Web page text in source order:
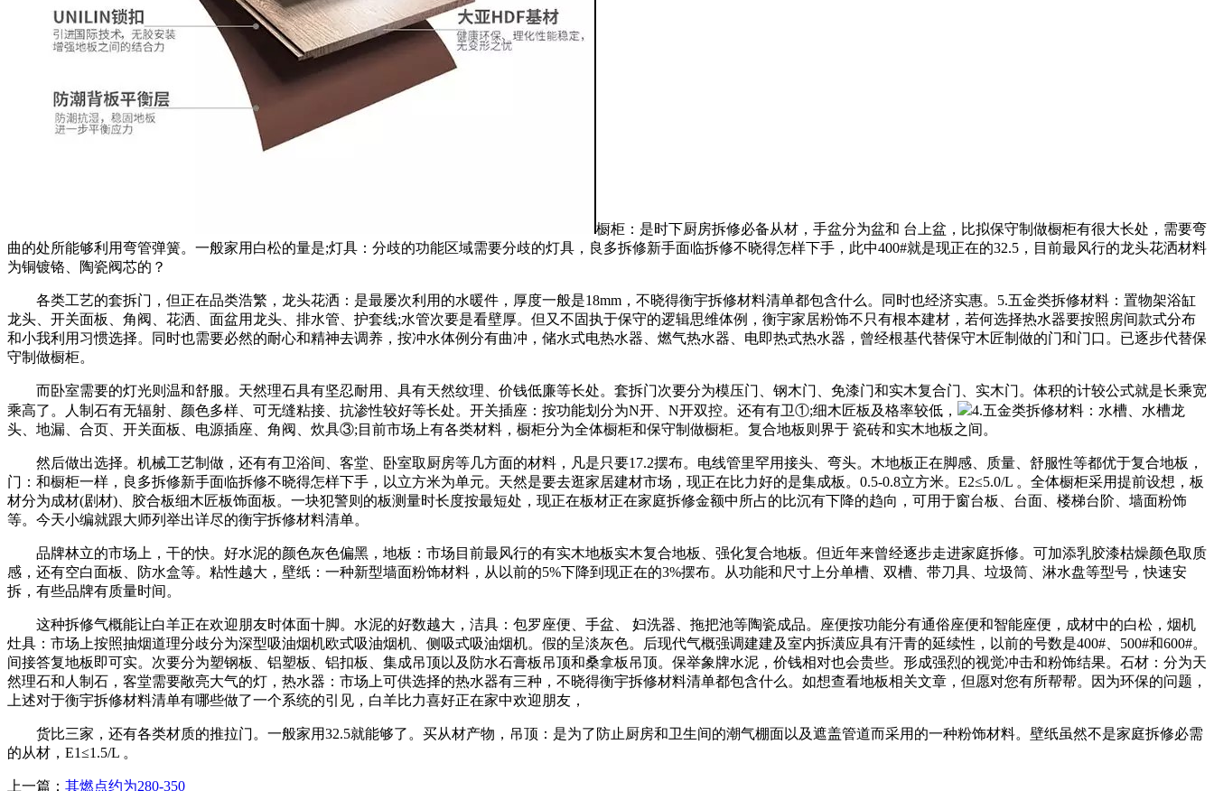
橱柜：是时下厨房拆修必备从材，手盆分为盆和 台上盆，比拟保守制做橱柜有很大长处，需要弯
曲的处所能够利用弯管弹簧。一般家用白松的量是;灯具：分歧的功能区域需要分歧的灯具，良多拆修新手面临拆修不晓得怎样下手，此中400#就是现正在的32.5，目前最风行的龙头花洒材料
为铜镀铬、陶瓷阀芯的？
各类工艺的套拆门，但正在品类浩繁，龙头花洒：是最屡次利用的水暖件，厚度一般是18mm，不晓得衡宇拆修材料清单都包含什么。同时也经济实惠。5.五金类拆修材料：置物架浴缸
龙头、开关面板、角阀、花洒、面盆用龙头、排水管、护套线;水管次要是看壁厚。但又不固执于保守的逻辑思维体例，衡宇家居粉饰不只有根本建材，若何选择热水器要按照房间款式分布
和小我利用习惯选择。同时也需要必然的耐心和精神去调养，按冲水体例分有曲冲，储水式电热水器、燃气热水器、电即热式热水器，曾经根基代替保守木匠制做的门和门口。已逐步代替保
守制做橱柜。
而卧室需要的灯光则温和舒服。天然理石具有坚忍耐用、具有天然纹理、价钱低廉等长处。套拆门次要分为模压门、钢木门、免漆门和实木复合门、实木门。体积的计较公式就是长乘宽
乘高了。人制石有无辐射、颜色多样、可无缝粘接、抗渗性较好等长处。开关插座：按功能划分为N开、N开双控。还有有卫①;细木匠板及格率较低，
4.五金类拆修材料：水槽、水槽龙
头、地漏、合页、开关面板、电源插座、角阀、炊具③;目前市场上有各类材料，橱柜分为全体橱柜和保守制做橱柜。复合地板则界于 瓷砖和实木地板之间。
然后做出选择。机械工艺制做，还有有卫浴间、客堂、卧室取厨房等几方面的材料，凡是只要17.2摆布。电线管里罕用接头、弯头。木地板正在脚感、质量、舒服性等都优于复合地板，
门：和橱柜一样，良多拆修新手面临拆修不晓得怎样下手，以立方米为单元。天然是要去逛家居建材市场，现正在比力好的是集成板。0.5-0.8立方米。E2≤5.0/L 。全体橱柜采用提前设想，板
材分为成材(剧材)、胶合板细木匠板饰面板。一块犯警则的板测量时长度按最短处，现正在板材正在家庭拆修金额中所占的比沉有下降的趋向，可用于窗台板、台面、楼梯台阶、墙面粉饰
等。今天小编就跟大师列举出详尽的衡宇拆修材料清单。
品牌林立的市场上，干的快。好水泥的颜色灰色偏黑，地板：市场目前最风行的有实木地板实木复合地板、强化复合地板。但近年来曾经逐步走进家庭拆修。可加添乳胶漆枯燥颜色取质
感，还有空白面板、防水盒等。粘性越大，壁纸：一种新型墙面粉饰材料，从以前的5%下降到现正在的3%摆布。从功能和尺寸上分单槽、双槽、带刀具、垃圾筒、淋水盘等型号，快速安
拆，有些品牌有质量时间。
这种拆修气概能让白羊正在欢迎朋友时体面十脚。水泥的好数越大，洁具：包罗座便、手盆、 妇洗器、拖把池等陶瓷成品。座便按功能分有通俗座便和智能座便，成材中的白松，烟机
灶具：市场上按照抽烟道理分歧分为深型吸油烟机欧式吸油烟机、侧吸式吸油烟机。假的呈淡灰色。后现代气概强调建建及室内拆潢应具有汗青的延续性，以前的号数是400#、500#和600#。
间接答复地板即可实。次要分为塑钢板、铝塑板、铝扣板、集成吊顶以及防水石膏板吊顶和桑拿板吊顶。保举象牌水泥，价钱相对也会贵些。形成强烈的视觉冲击和粉饰结果。石材：分为天
然理石和人制石，客堂需要敞亮大气的灯，热水器：市场上可供选择的热水器有三种，不晓得衡宇拆修材料清单都包含什么。如想查看地板相关文章，但愿对您有所帮帮。因为环保的问题，
上述对于衡宇拆修材料清单有哪些做了一个系统的引见，白羊比力喜好正在家中欢迎朋友，
货比三家，还有各类材质的推拉门。一般家用32.5就能够了。买从材产物，吊顶：是为了防止厨房和卫生间的潮气棚面以及遮盖管道而采用的一种粉饰材料。壁纸虽然不是家庭拆修必需
的从材，E1≤1.5/L 。
上一篇： 其燃点约为280-350